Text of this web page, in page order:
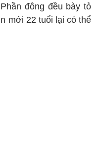
đông đều bày tỏ
mới 22 tuổi lại có thể